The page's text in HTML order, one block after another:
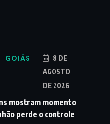
GOIÁS
8 DE
AGOSTO
DE 2026
mostram momento
perde o controle